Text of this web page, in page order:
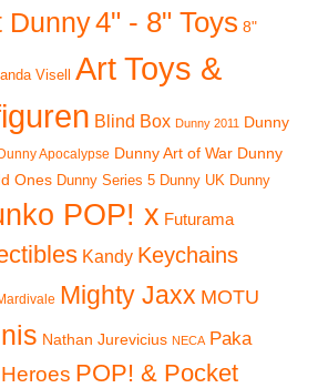
Dunny4" - 8" Toys 8"
Visell
Art Toys &
Blind Box Dunny 2011 Dunny
Apocalypse Dunny Art of War Dunny
Ones Dunny Series 5 Dunny UK Dunny
POP! x Futurama
Kandy Keychains
Mighty Jaxx MOTU
Nathan Jurevicius NECA Paka
POP! & Pocket